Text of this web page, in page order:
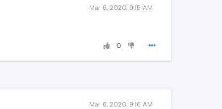
Mar 6, 2020, 9:15 AM
0
Mar 6, 2020, 9:16 AM